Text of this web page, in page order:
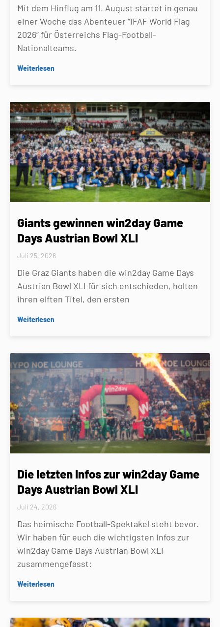
Mit dem Hinflug am 11. August startet in genau
einer Woche das Abenteuer “IFAF World Flag
2026” für Österreichs Flag-Football-
Nationalteams.
Weiterlesen
Giants gewinnen win2day Game
Days Austrian Bowl XLI
Juli 25, 2026
Die Graz Giants haben die win2day Game Days
Austrian Bowl XLI für sich entschieden, holten
ihren elften Titel, den ersten
Weiterlesen
Die letzten Infos zur win2day Game
Days Austrian Bowl XLI
Juli 24, 2026
Das heimische Football-Spektakel steht bevor.
Wir haben für euch die wichtigsten Infos zur
win2day Game Days Austrian Bowl XLI
zusammengefasst:
Weiterlesen